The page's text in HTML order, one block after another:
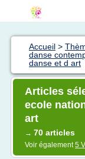
Accueil >
danse
danse et d art
Articles
ecole
art
→ 70 articles
Voir également5